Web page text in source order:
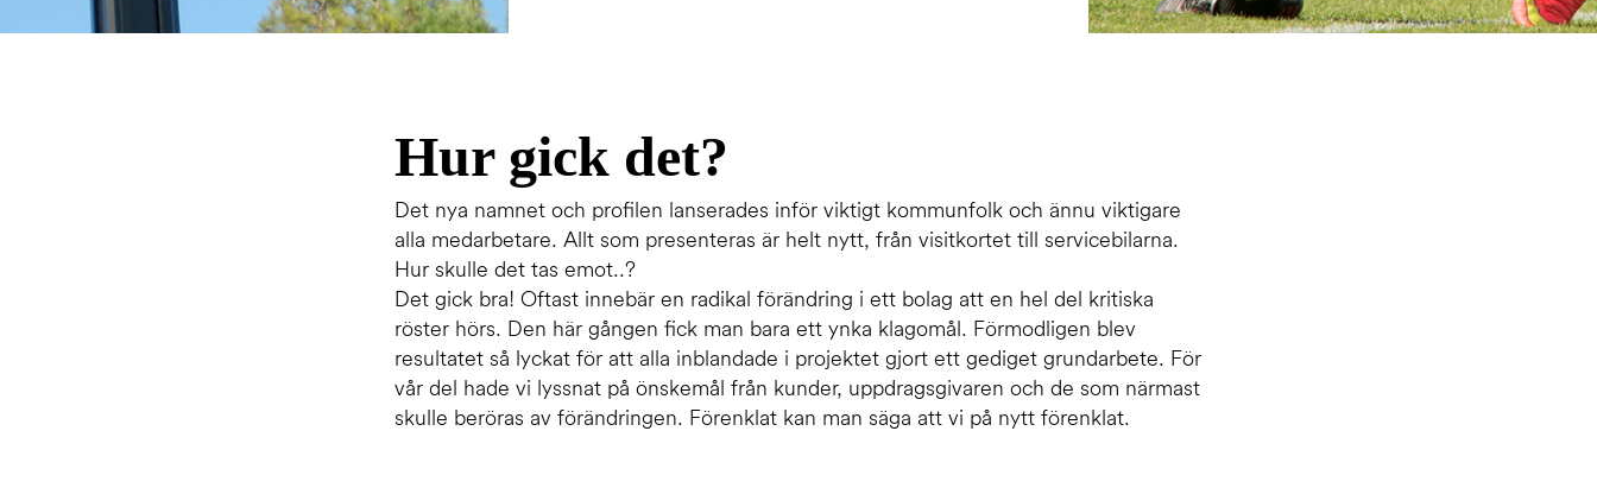
Hur gick det?
Det nya namnet och profilen lanserades inför viktigt kommunfolk och ännu viktigare
alla medarbetare. Allt som presenteras är helt nytt, från visitkortet till servicebilarna.
Hur skulle det tas emot..?
Det gick bra! Oftast innebär en radikal förändring i ett bolag att en hel del kritiska
röster hörs. Den här gången fick man bara ett ynka klagomål. Förmodligen blev
resultatet så lyckat för att alla inblandade i projektet gjort ett gediget grundarbete. För
vår del hade vi lyssnat på önskemål från kunder, uppdragsgivaren och de som närmast
skulle beröras av förändringen. Förenklat kan man säga att vi på nytt förenklat.